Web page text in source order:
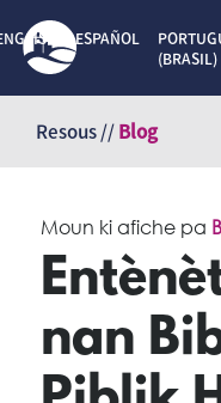
kontni
ESPAÑOL
(BRASIL)
Resous //Blog
Moun ki afiche pa
nan